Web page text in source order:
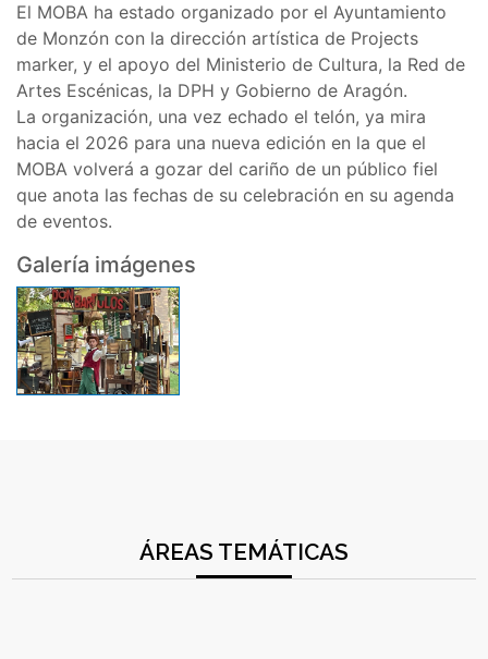
El MOBA ha estado organizado por el Ayuntamiento
de Monzón con la dirección artística de Projects
marker, y el apoyo del Ministerio de Cultura, la Red de
Artes Escénicas, la DPH y Gobierno de Aragón.
La organización, una vez echado el telón, ya mira
hacia el 2026 para una nueva edición en la que el
MOBA volverá a gozar del cariño de un público fiel
que anota las fechas de su celebración en su agenda
de eventos.
Galería imágenes
ÁREAS TEMÁTICAS